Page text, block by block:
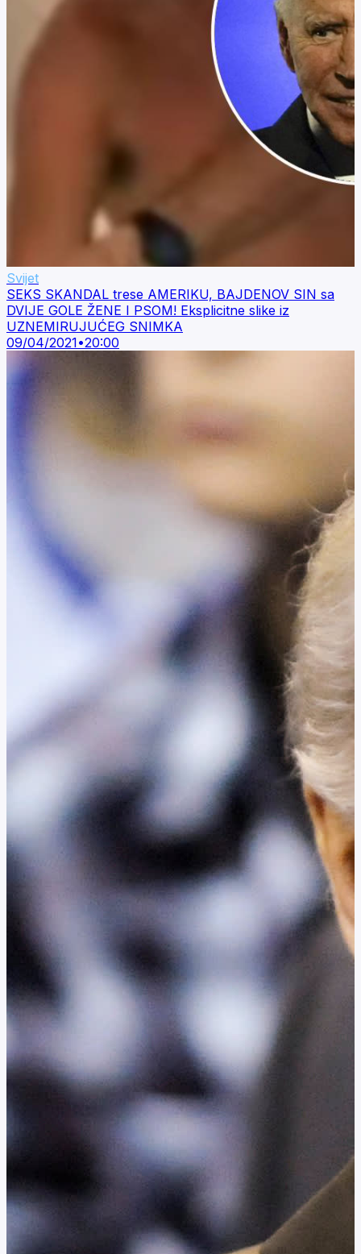
Svijet
SEKS SKANDAL trese AMERIKU, BAJDENOV SIN sa
DVIJE GOLE ŽENE I PSOM! Eksplicitne slike iz
UZNEMIRUJUĆEG SNIMKA
09/04/2021•20:00